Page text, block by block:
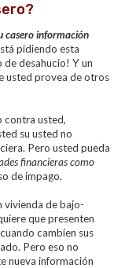
casero información
pidiendo esta
desahucio! Y un
usted provea de otros
contra usted,
su usted no
Pero usted pueda
financieras como
de impago.
vivienda de bajo-
que presenten
cambien sus
Pero eso no
nueva información